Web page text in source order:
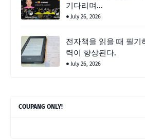
기다리며...
July 26, 2026
전자책을 읽을 때 필기
력이 향상된다.
July 26, 2026
COUPANG ONLY!